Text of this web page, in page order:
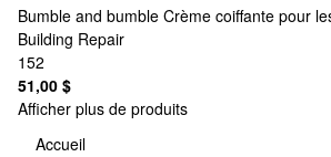
Bumble and bumble Crème coiffante pour
Building Repair
152
51,00 $
Afficher plus de produits
Accueil